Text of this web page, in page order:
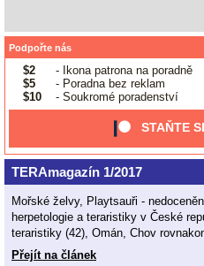
Podpořte nás
$2
- Ikona patrona na poradně
$5
- Poradna bez reklam
$10
- Soukromé poradenství
STAŇTE
TERAmagazín 1/2017
Mořské želvy, Playtsauři -
herpetologie a teraristiky v České
teraristiky (42), Omán, Chov
Přejít na článek